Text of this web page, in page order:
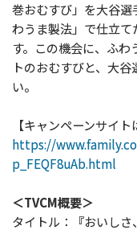
巻おむすび」を大谷
わうま製法」で仕立
す。この機会に、ふ
トのおむすびと、大
い。
【キャンペーンサイト
https://
p_FEQF8uAb.html
＜TVCM概要＞
タイトル：『おいし